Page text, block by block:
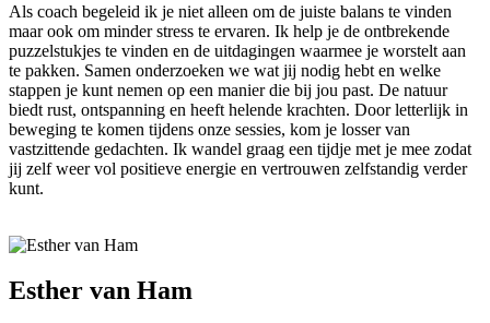
Als coach begeleid ik je niet alleen om de juiste balans te vinden
maar ook om minder stress te ervaren. Ik help je de ontbrekende
puzzelstukjes te vinden en de uitdagingen waarmee je worstelt aan
te pakken. Samen onderzoeken we wat jij nodig hebt en welke
stappen je kunt nemen op een manier die bij jou past. De natuur
biedt rust, ontspanning en heeft helende krachten. Door letterlijk in
beweging te komen tijdens onze sessies, kom je losser van
vastzittende gedachten. Ik wandel graag een tijdje met je mee zodat
jij zelf weer vol positieve energie en vertrouwen zelfstandig verder
kunt.
Esther van Ham